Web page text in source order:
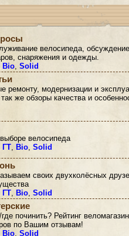
велосипеда, обсуждение
снаряжения и одежды.
Bio, Solid
ремонту, модернизации и
же обзоры качества и
велосипеда
ГТ, Bio, Solid
своих двухколёсных
ГТ, Bio, Solid
починить? Рейтинг
по Вашим отзывам!
Bio, Solid